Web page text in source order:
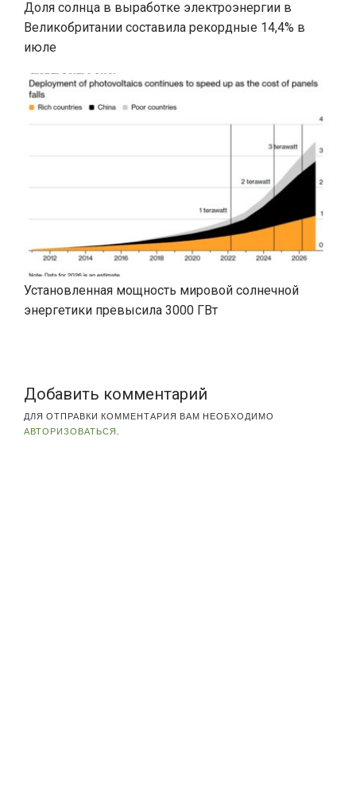
Доля солнца в выработке электроэнергии в
Великобритании составила рекордные 14,4% в
июле
Установленная мощность мировой солнечной
энергетики превысила 3000 ГВт
Добавить комментарий
ДЛЯ ОТПРАВКИ КОММЕНТАРИЯ ВАМ НЕОБХОДИМО
АВТОРИЗОВАТЬСЯ